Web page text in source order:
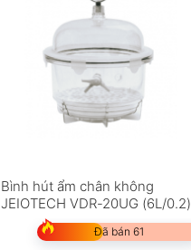
Bình hút ẩm chân không
JEIOTECH VDR-20UG (6L/0.2)
Đã bán 61